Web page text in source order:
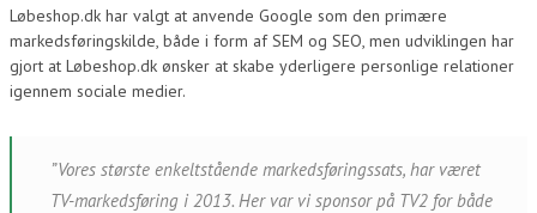
Løbeshop.dk har valgt at anvende Google som den primære
markedsføringskilde, både i form af SEM og SEO, men udviklingen har
gjort at Løbeshop.dk ønsker at skabe yderligere personlige relationer
igennem sociale medier.
”Vores største enkeltstående markedsføringssats, har været
TV-markedsføring i 2013. Her var vi sponsor på TV2 for både